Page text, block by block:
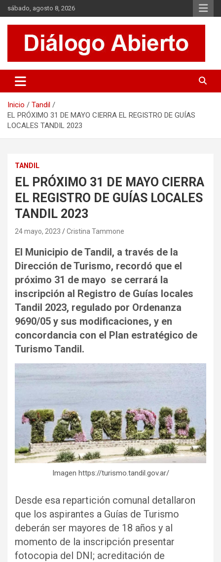
Saltar
al
contenido
sábado, agosto 8, 2026
Diálogo Abierto
Se tratan diversos temas de actualidad buscando hacer un
aporte a la sociedad, brindando información relevante de lo que
Inicio
Tandil
EL PRÓXIMO 31 DE MAYO CIERRA EL REGISTRO DE GUÍAS
LOCALES TANDIL 2023
TANDIL
EL PRÓXIMO 31 DE MAYO CIERRA
EL REGISTRO DE GUÍAS LOCALES
TANDIL 2023
24 mayo, 2023 Cristina Tammone
El Municipio de Tandil, a través de la
Dirección de Turismo, recordó que el
próximo 31 de mayo se cerrará la
inscripción al Registro de Guías locales
Tandil 2023, regulado por Ordenanza
9690/05 y sus modificaciones, y en
concordancia con el Plan estratégico de
Turismo Tandil.
Imagen https://turismo.tandil.gov.ar/
Desde esa repartición comunal detallaron
que los aspirantes a Guías de Turismo
deberán ser mayores de 18 años y al
momento de la inscripción presentar
fotocopia del DNI; acreditación de